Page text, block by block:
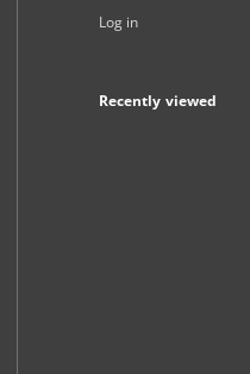
Log in
Recently viewed